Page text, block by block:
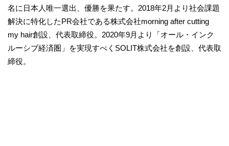
名に日本人唯一選出、優勝を果たす。2018年2月より社会課題
解決に特化したPR会社である株式会社morning after cutting
my hair創設、代表取締役。2020年9月より「オール・インク
ルーシブ経済圏」を実現すべくSOLIT株式会社を創設、代表取
締役。